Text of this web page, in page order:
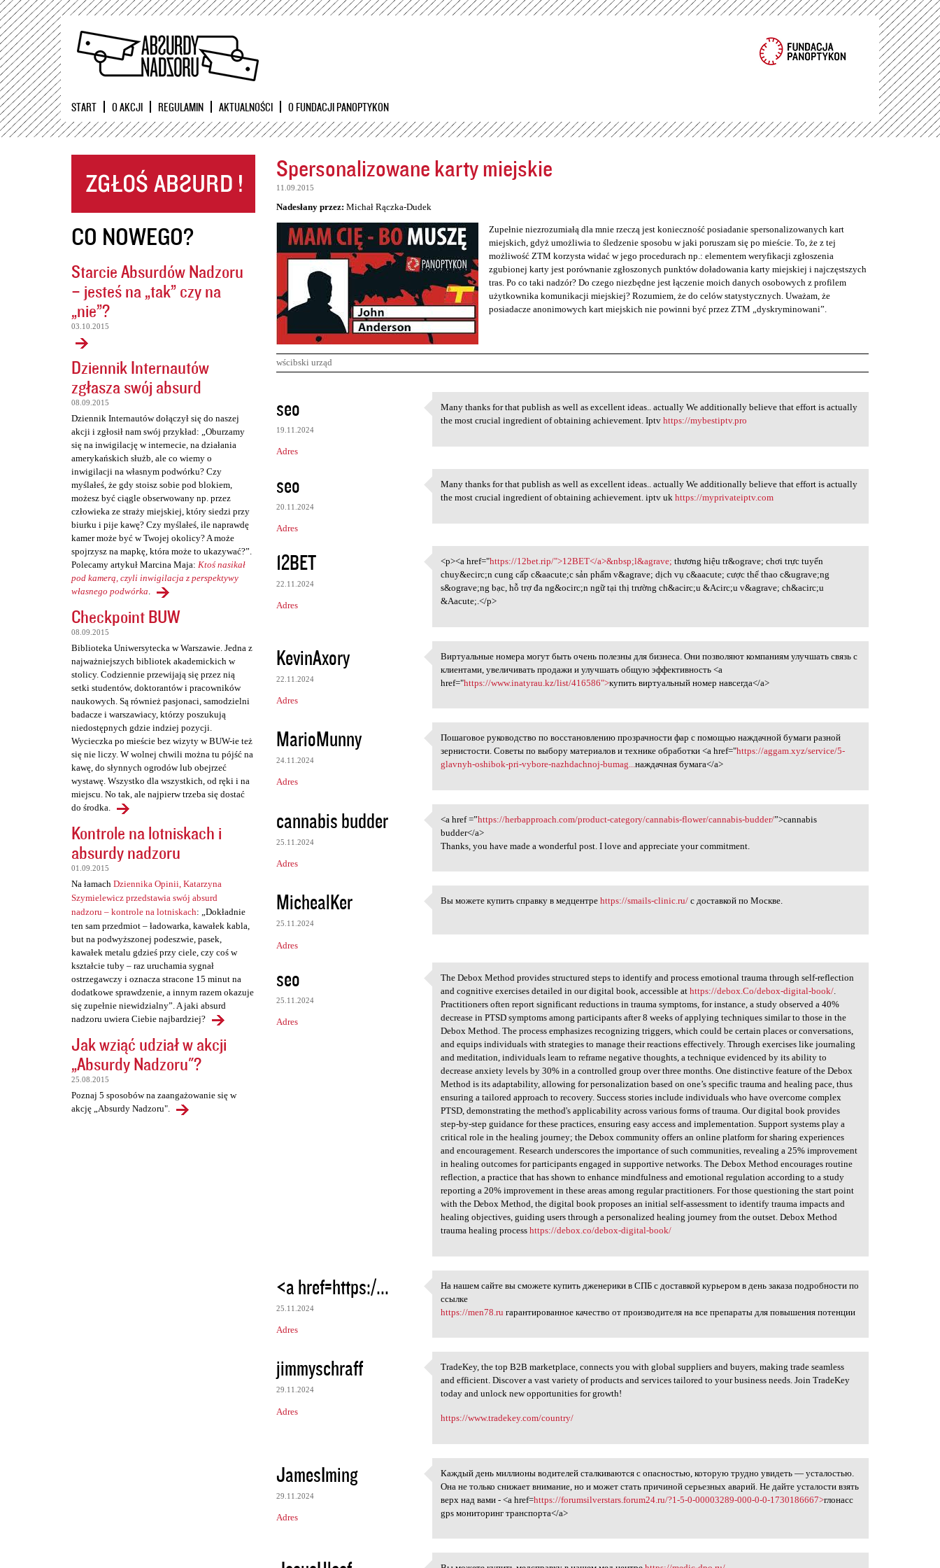
Przejdź
START O AKCJI REGULAMIN AKTUALNOŚCI O FUNDACJI PANOPTYKON
CO NOWEGO?
Starcie Absurdów Nadzoru
– jesteś na „tak” czy na
„nie”?
03.10.2015
Dziennik Internautów
zgłasza swój absurd
08.09.2015
Dziennik Internautów dołączył się do naszej
akcji i zgłosił nam swój przykład: „Oburzamy
się na inwigilację w internecie, na działania
amerykańskich służb, ale co wiemy o
inwigilacji na własnym podwórku? Czy
myślałeś, że gdy stoisz sobie pod blokiem,
możesz być ciągle obserwowany np. przez
człowieka ze straży miejskiej, który siedzi przy
biurku i pije kawę? Czy myślałeś, ile naprawdę
kamer może być w Twojej okolicy? A może
spojrzysz na mapkę, która może to ukazywać?”.
Polecamy artykuł Marcina Maja: Ktoś nasikał
pod kamerą, czyli inwigilacja z perspektywy
własnego podwórka.
Checkpoint BUW
08.09.2015
Biblioteka Uniwersytecka w Warszawie. Jedna z
najważniejszych bibliotek akademickich w
stolicy. Codziennie przewijają się przez nią
setki studentów, doktorantów i pracowników
naukowych. Są również pasjonaci, samodzielni
badacze i warszawiacy, którzy poszukują
niedostępnych gdzie indziej pozycji.
Wycieczka po mieście bez wizyty w BUW-ie też
się nie liczy. W wolnej chwili można tu pójść na
kawę, do słynnych ogrodów lub obejrzeć
wystawę. Wszystko dla wszystkich, od ręki i na
miejscu. No tak, ale najpierw trzeba się dostać
do środka.
Kontrole na lotniskach i
absurdy nadzoru
01.09.2015
Na łamach Dziennika Opinii, Katarzyna
Szymielewicz przedstawia swój absurd
nadzoru – kontrole na lotniskach: „Dokładnie
ten sam przedmiot – ładowarka, kawałek kabla,
but na podwyższonej podeszwie, pasek,
kawałek metalu gdzieś przy ciele, czy coś w
kształcie tuby – raz uruchamia sygnał
ostrzegawczy i oznacza stracone 15 minut na
dodatkowe sprawdzenie, a innym razem okazuje
się zupełnie niewidzialny”. A jaki absurd
nadzoru uwiera Ciebie najbardziej?
Jak wziąć udział w akcji
„Absurdy Nadzoru"?
25.08.2015
Poznaj 5 sposobów na zaangażowanie się w
akcję „Absurdy Nadzoru".
Spersonalizowane karty miejskie
11.09.2015
Nadesłany przez: Michał Rączka-Dudek
Zupełnie niezrozumiałą dla mnie rzeczą jest konieczność posiadanie spersonalizowanych kart
miejskich, gdyż umożliwia to śledzenie sposobu w jaki poruszam się po mieście. To, że z tej
możliwość ZTM korzysta widać w jego procedurach np.: elementem weryfikacji zgłoszenia
zgubionej karty jest porównanie zgłoszonych punktów doładowania karty miejskiej i najczęstszych
tras. Po co taki nadzór? Do czego niezbędne jest łączenie moich danych osobowych z profilem
użytkownika komunikacji miejskiej? Rozumiem, że do celów statystycznych. Uważam, że
posiadacze anonimowych kart miejskich nie powinni być przez ZTM „dyskryminowani”.
wścibski urząd
K
o
m
e
n
t
r
z
e
seo
19.11.2024
Adres
Many thanks for that publish
Many thanks for that publish as well as excellent ideas.. actually We additionally believe that effort is actually
the most crucial ingredient of obtaining achievement. Iptvhttps://mybestiptv.pro
seo
20.11.2024
Adres
Many thanks for that publish
Many thanks for that publish as well as excellent ideas.. actually We additionally believe that effort is actually
the most crucial ingredient of obtaining achievement. iptv ukhttps://myprivateiptv.com
12BET
22.11.2024
Adres
<p><a href="https://12bet.rip
<p><a href="https://12bet.rip/">12BET</a>&nbsp;l&agrave; thương hiệu tr&ograve; chơi trực tuyến
chuy&ecirc;n cung cấp c&aacute;c sản phẩm v&agrave; dịch vụ c&aacute; cược thể thao c&ugrave;ng
s&ograve;ng bạc, hỗ trợ đa ng&ocirc;n ngữ tại thị trường ch&acirc;u &Acirc;u v&agrave; ch&acirc;u
&Aacute;.</p>
KevinAxory
22.11.2024
Adres
Виртуальные номера могут быть
Виртуальные номера могут быть очень полезны для бизнеса. Они позволяют компаниям улучшать связь с
клиентами, увеличивать продажи и улучшать общую эффективность <a
href="https://www.inatyrau.kz/list/416586">купить виртуальный номер навсегда</a>
MarioMunny
24.11.2024
Adres
Пошаговое руководство по
Пошаговое руководство по восстановлению прозрачности фар с помощью наждачной бумаги разной
зернистости. Советы по выбору материалов и технике обработки <a href="https://aggam.xyz/service/5-
glavnyh-oshibok-pri-vybore-nazhdachnoj-bumag...наждачная бумага</a>
cannabis budder
25.11.2024
Adres
<a href =”https:/
<a href =”https://herbapproach.com/product-category/cannabis-flower/cannabis-budder/”>cannabis
budder</a>
Thanks, you have made a wonderful post. I love and appreciate your commitment.
MichealKer
25.11.2024
Adres
Вы можете купить справку в
Вы можете купить справку в медцентреhttps://smails-clinic.ru/ с доставкой по Москве.
seo
25.11.2024
Adres
The Debox Method provides
The Debox Method provides structured steps to identify and process emotional trauma through self-reflection
and cognitive exercises detailed in our digital book, accessible athttps://debox.Co/debox-digital-book/.
Practitioners often report significant reductions in trauma symptoms, for instance, a study observed a 40%
decrease in PTSD symptoms among participants after 8 weeks of applying techniques similar to those in the
Debox Method. The process emphasizes recognizing triggers, which could be certain places or conversations,
and equips individuals with strategies to manage their reactions effectively. Through exercises like journaling
and meditation, individuals learn to reframe negative thoughts, a technique evidenced by its ability to
decrease anxiety levels by 30% in a controlled group over three months. One distinctive feature of the Debox
Method is its adaptability, allowing for personalization based on one’s specific trauma and healing pace, thus
ensuring a tailored approach to recovery. Success stories include individuals who have overcome complex
PTSD, demonstrating the method's applicability across various forms of trauma. Our digital book provides
step-by-step guidance for these practices, ensuring easy access and implementation. Support systems play a
critical role in the healing journey; the Debox community offers an online platform for sharing experiences
and encouragement. Research underscores the importance of such communities, revealing a 25% improvement
in healing outcomes for participants engaged in supportive networks. The Debox Method encourages routine
reflection, a practice that has shown to enhance mindfulness and emotional regulation according to a study
reporting a 20% improvement in these areas among regular practitioners. For those questioning the start point
with the Debox Method, the digital book proposes an initial self-assessment to identify trauma impacts and
healing objectives, guiding users through a personalized healing journey from the outset. Debox Method
trauma healing processhttps://debox.co/debox-digital-book/
<a href=https:/...
25.11.2024
Adres
На нашем сайте вы сможете
На нашем сайте вы сможете купить дженерики в СПБ с доставкой курьером в день заказа подробности по
ссылке
https://men78.ru гарантированное качество от производителя на все препараты для повышения потенции
jimmyschraff
29.11.2024
Adres
TradeKey, the top B2B
TradeKey, the top B2B marketplace, connects you with global suppliers and buyers, making trade seamless
and efficient. Discover a vast variety of products and services tailored to your business needs. Join TradeKey
today and unlock new opportunities for growth!
https://www.tradekey.com/country/
JamesIming
29.11.2024
Adres
Каждый день миллионы
Каждый день миллионы водителей сталкиваются с опасностью, которую трудно увидеть — усталостью.
Она не только снижает внимание, но и может стать причиной серьезных аварий. Не дайте усталости взять
верх над вами - <a href=https://forumsilverstars.forum24.ru/?1-5-0-00003289-000-0-0-1730186667>глонасс
gps мониторинг транспорта</a>